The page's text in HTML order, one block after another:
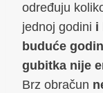
određuju
jednoj godini i
buduće
gubitka nije
Brz obračun